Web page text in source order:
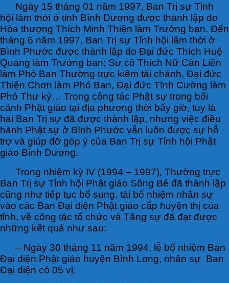
Ngày 15 tháng 01 năm 1997, Ban Trị sự Tỉnh
hội lâm thời ở tỉnh Bình Dương được thành lập do
Hòa thượng Thích Minh Thiện làm Trưởng ban. Đến
tháng 6 năm 1997, Ban Trị sự Tỉnh hội lâm thời ở
Bình Phước được thành lập do Đại đức Thích Huệ
Quang làm Trưởng ban; Sư cô Thích Nữ Cẩn Liên
làm Phó Ban Thường trực kiêm tài chánh, Đại đức
Thiện Chơn làm Phó Ban, Đại đức Tĩnh Cường làm
Phó Thư ký… Trong công tác Phật sự trong bối
cảnh Phật giáo tại địa phương thời bấy giờ, tuy là
hai Ban Trị sự đã được thành lập, nhưng việc điều
hành Phật sự ở Bình Phước vẫn luôn được sự hỗ
trợ và giúp đỡ góp ý của Ban Trị sự Tỉnh hội Phật
giáo Bình Dương.
Trong nhiệm kỳ IV (1994 – 1997), Thường trực
Ban Trị sự Tỉnh hội Phật giáo Sông Bé đã thành lập
cũng như tiếp tục bổ sung, tái bổ nhiệm nhân sự
vào các Ban Đại diện Phật giáo cấp huyện thị của
tỉnh, về công tác tổ chức và Tăng sự đã đạt được
những kết quả như sau:
– Ngày 30 tháng 11 năm 1994, lễ bổ nhiệm Ban
Đại diện Phật giáo huyện Bình Long, nhân sự Ban
Đại diện có 05 vị: